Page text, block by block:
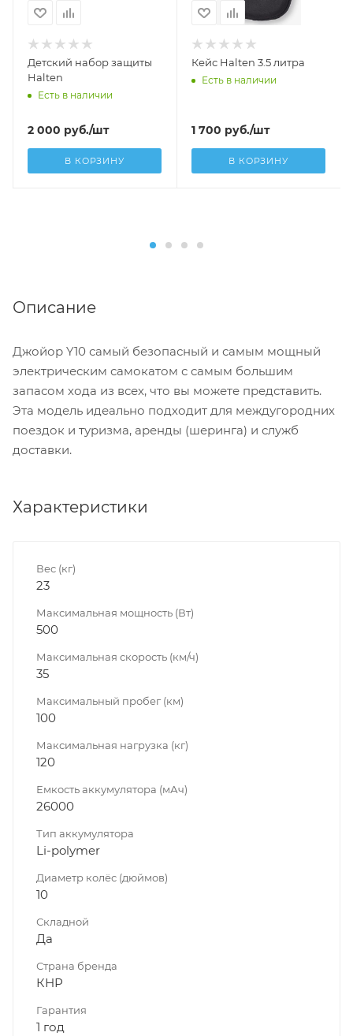
Детский набор защиты
Halten
Есть в наличии
2 000 руб./шт
В КОРЗИНУ
Кейс Halten 3.5 литра
Есть в наличии
1 700 руб./шт
В КОРЗИНУ
Описание
Джойор Y10 самый безопасный и самым мощный
электрическим самокатом с самым большим
запасом хода из всех, что вы можете представить.
Эта модель идеально подходит для междугородних
поездок и туризма, аренды (шеринга) и служб
доставки.
Характеристики
Вес (кг)
23
Максимальная мощность (Вт)
500
Максимальная скорость (км/ч)
35
Максимальный пробег (км)
100
Максимальная нагрузка (кг)
120
Емкость аккумулятора (мАч)
26000
Тип аккумулятора
Li-polymer
Диаметр колёс (дюймов)
10
Складной
Да
Страна бренда
КНР
Гарантия
1 год